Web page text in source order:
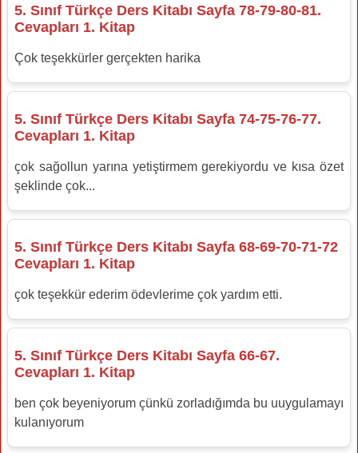
5. Sınıf Türkçe Ders Kitabı Sayfa 78-79-80-81.
Cevapları 1. Kitap
Çok teşekkürler gerçekten harika
5. Sınıf Türkçe Ders Kitabı Sayfa 74-75-76-77.
Cevapları 1. Kitap
çok sağollun yarına yetiştirmem gerekiyordu ve kısa özet
şeklinde çok...
5. Sınıf Türkçe Ders Kitabı Sayfa 68-69-70-71-72
Cevapları 1. Kitap
çok teşekkür ederim ödevlerime çok yardım etti.
5. Sınıf Türkçe Ders Kitabı Sayfa 66-67.
Cevapları 1. Kitap
ben çok beyeniyorum çünkü zorladığımda bu uuygulamayı
kulanıyorum